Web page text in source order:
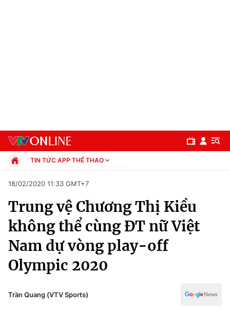
Chuyên mục
Chính trị
Xã hội
Pháp luật
TIN TỨC APP THỂ THAO
Xã hội
Pháp luật
Kinh tế
Thể thao
Truyền hình
Văn hóa - Giải trí
Y tế
Công nghệ
18/02/2020 11:33 GMT+7
Trung vệ Chương Thị Kiều
không thể cùng ĐT nữ Việt
Nam dự vòng play-off
Olympic 2020
Trần Quang (VTV Sports)